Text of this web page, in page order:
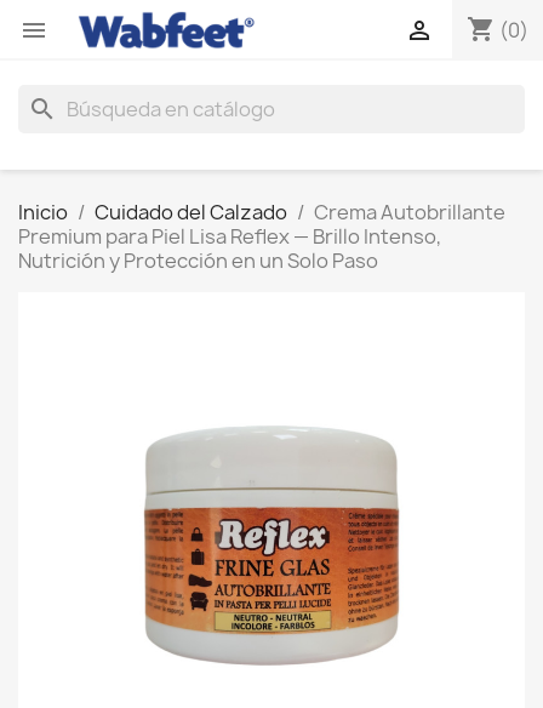
 shopping_cart (0)

search
Inicio Cuidado del Calzado
Crema Autobrillante
Premium para Piel Lisa Reflex — Brillo Intenso,
Nutrición y Protección en un Solo Paso